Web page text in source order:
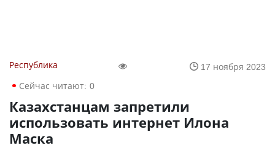
Республика
17 ноября 2023
Сейчас читают: 0
Казахстанцам запретили
использовать интернет Илона
Маска